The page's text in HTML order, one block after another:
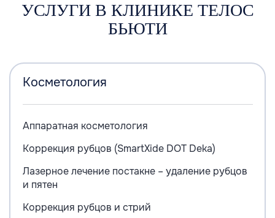
УСЛУГИ В КЛИНИКЕ ТЕЛОС
БЬЮТИ
Косметология
Аппаратная косметология
Коррекция рубцов (SmartХide DOT Deka)
Лазерное лечение постакне – удаление рубцов
и пятен
Коррекция рубцов и стрий